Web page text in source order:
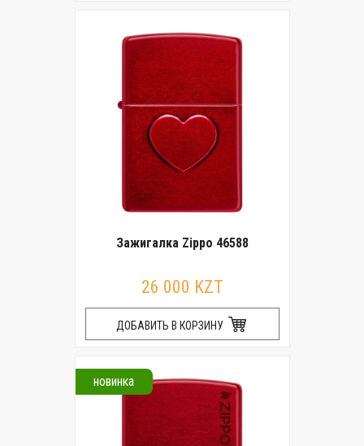
Зажигалка Zippo 46588
26 000 KZT
ДОБАВИТЬ В КОРЗИНУ
новинка